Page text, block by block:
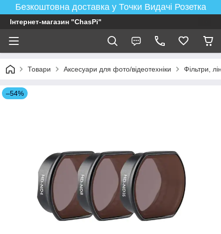
Безкоштовна доставка у Точки Видачі Розетка
Інтернет-магазин "ChasPi"
Товари Аксесуари для фото/відеотехніки Фільтри,
–54%